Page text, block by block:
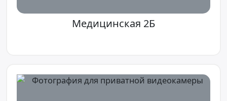
Медицинская 2Б